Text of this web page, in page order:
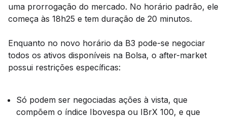
uma prorrogação do mercado. No horário padrão, ele
começa às 18h25 e tem duração de 20 minutos.
Enquanto no novo horário da B3 pode-se negociar
todos os ativos disponíveis na Bolsa, o after-market
possui restrições específicas:
Só podem ser negociadas ações à vista, que
compõem o índice Ibovespa ou IBrX 100, e que